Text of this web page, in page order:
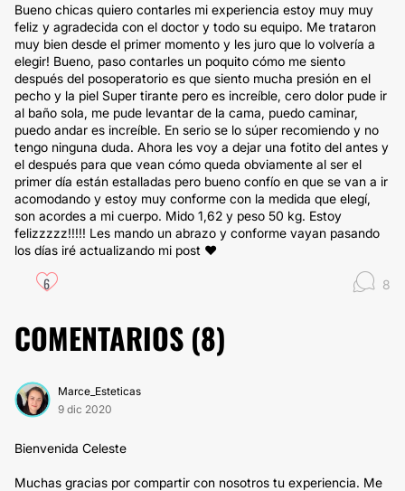
Bueno chicas quiero contarles mi experiencia estoy muy muy
feliz y agradecida con el doctor y todo su equipo. Me trataron
muy bien desde el primer momento y les juro que lo volvería a
elegir! Bueno, paso contarles un poquito cómo me siento
después del posoperatorio es que siento mucha presión en el
pecho y la piel Super tirante pero es increíble, cero dolor pude ir
al baño sola, me pude levantar de la cama, puedo caminar,
puedo andar es increíble. En serio se lo súper recomiendo y no
tengo ninguna duda. Ahora les voy a dejar una fotito del antes y
el después para que vean cómo queda obviamente al ser el
primer día están estalladas pero bueno confío en que se van a ir
acomodando y estoy muy conforme con la medida que elegí,
son acordes a mi cuerpo. Mido 1,62 y peso 50 kg. Estoy
felizzzzz!!!!! Les mando un abrazo y conforme vayan pasando
los días iré actualizando mi post ❤️
6 8
COMENTARIOS (8)
Marce_Esteticas
9 dic 2020
Bienvenida Celeste
Muchas gracias por compartir con nosotros tu experiencia. Me